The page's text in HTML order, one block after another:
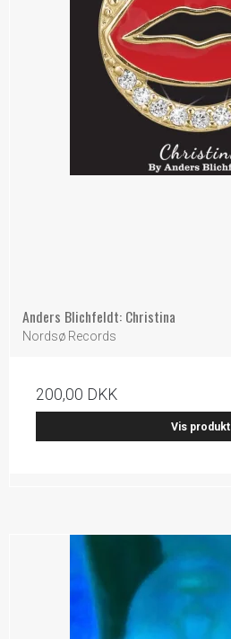
Anders Blichfeldt: Christina
Nordsø Records
200,00 DKK
Vis produkt